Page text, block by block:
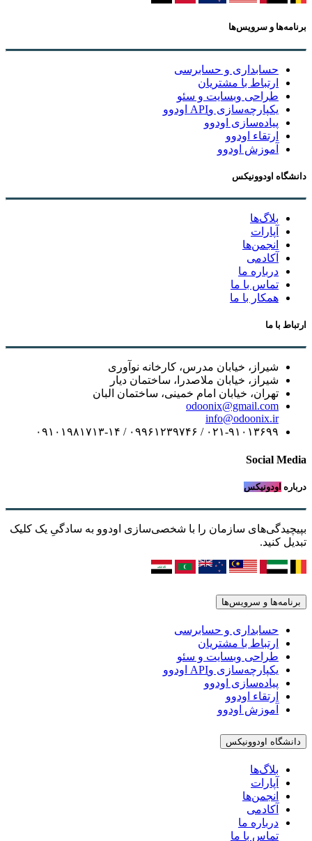
برنامه‌ها و سرویس‌ها
حسابداری و حسابرسی
ارتباط با مشتریان
طراحی وبسایت و سئو
یکپارچه‌سازی وAPI اودوو
پیاده‌سازی اودوو
ارتقاء اودوو
آموزش اودوو
دانشگاه اودوونیکس
بلاگ‌ها
آپارات
انجمن‌ها
آکادمی
درباره ما
تماس با ما
همکار با ما
ارتباط با ما
شیراز، خیابان مدرس، کارخانه نوآوری
شیراز، خیابان ملاصدرا، ساختمان دیار
تهران، خیابان امام خمینی، ساختمان البان
odoonix@gmail.com
info@odoonix.ir
۰۲۱-۹۱۰۱۳۶۹۹ / ۰۹۹۶۱۲۳۹۷۴۶ / ۰۹۱۰۱۹۸۱۷۱۳-۱۴
Social Media
درباره اودونیکس
بپیچیدگی‌های سازمان را با شخصی‌سازی اودوو به سادگیِ یک کلیک
تبدیل کنید.
برنامه‌ها و سرویس‌ها
حسابداری و حسابرسی
ارتباط با مشتریان
طراحی وبسایت و سئو
یکپارچه‌سازی وAPI اودوو
پیاده‌سازی اودوو
ارتقاء اودوو
آموزش اودوو
دانشگاه اودوونیکس
بلاگ‌ها
آپارات
انجمن‌ها
آکادمی
درباره ما
تماس با ما